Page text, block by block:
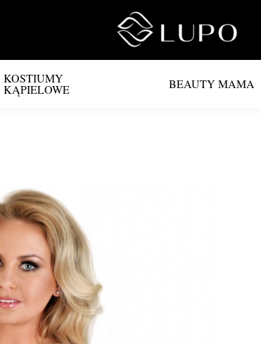
KOSTIUMY
KĄPIELOWE BEAUTY MAMA